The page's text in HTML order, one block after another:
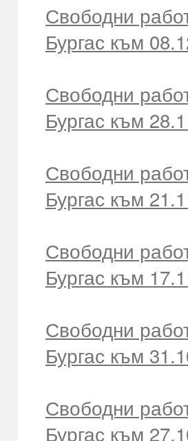
Свободни
Бургас към
Свободни
Бургас към
Свободни
Бургас към
Свободни
Бургас към
Свободни
Бургас към
Свободни
Бургас към